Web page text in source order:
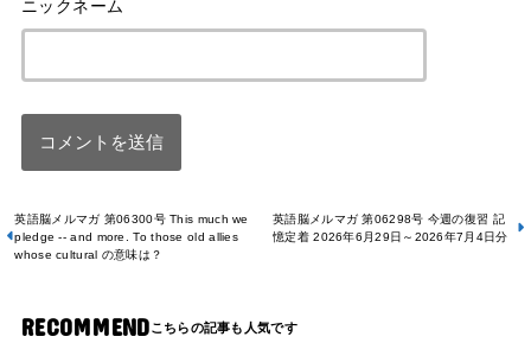
英語脳メルマガ 第06300号 This much we
pledge -- and more. To those old allies
whose cultural の意味は？
英語脳メルマガ 第06298号 今週の復習 記
憶定着 2026年6月29日～2026年7月4日分
RECOMMEND